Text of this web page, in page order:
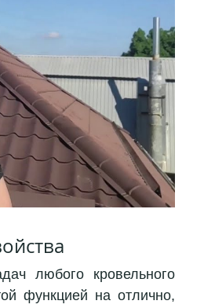
любого кровельного
функцией на отлично,